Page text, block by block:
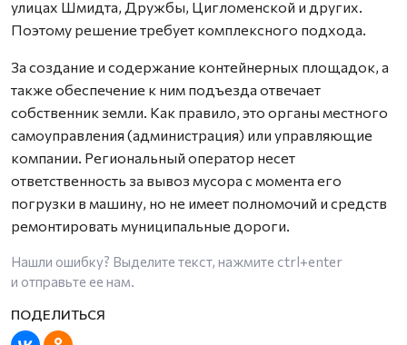
улицах Шмидта, Дружбы, Цигломенской и других.
Поэтому решение требует комплексного подхода.
За создание и содержание контейнерных площадок, а
также обеспечение к ним подъезда отвечает
собственник земли. Как правило, это органы местного
самоуправления (администрация) или управляющие
компании. Региональный оператор несет
ответственность за вывоз мусора с момента его
погрузки в машину, но не имеет полномочий и средств
ремонтировать муниципальные дороги.
Нашли ошибку? Выделите текст, нажмите ctrl+enter
и отправьте ее нам.